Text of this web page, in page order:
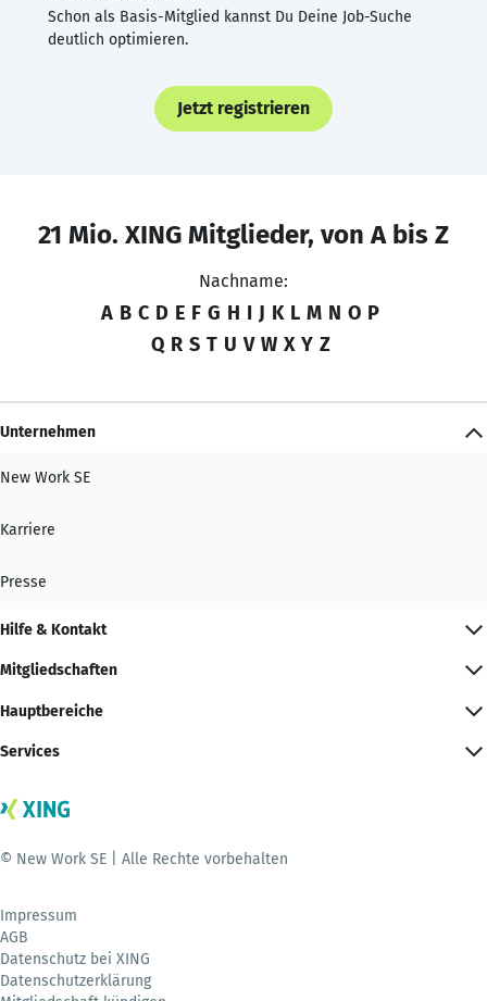
Schon als Basis-Mitglied kannst Du Deine Job-Suche
deutlich optimieren.
Jetzt registrieren
21 Mio. XING Mitglieder, von A bis Z
Nachname:
A B C D E F G H I J K L M N O P
Q R S T U V W X Y Z
Unternehmen
New Work SE
Karriere
Presse
Hilfe & Kontakt
Mitgliedschaften
Hauptbereiche
Services
© New Work SE | Alle Rechte vorbehalten
Impressum
AGB
Datenschutz bei XING
Datenschutzerklärung